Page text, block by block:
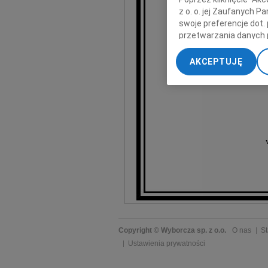
Copyright © Wyborcza sp. z o.o. O nas
Ustawienia prywatności
z o. o. jej Zaufanych
swoje preferencje dot.
przetwarzania danych
„Ustawienia
My, nasi Zaufani
dokładnych danych
Przechowywanie
treści, badnie
AKCEPTUJĘ